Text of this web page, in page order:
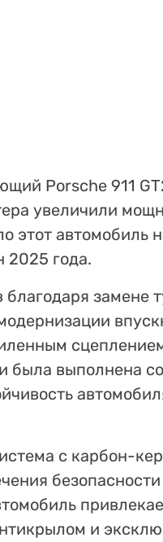
Porsche 911
увеличили
этот автомобиль
2025 года.
замене
была выполнена
с карбон-
и